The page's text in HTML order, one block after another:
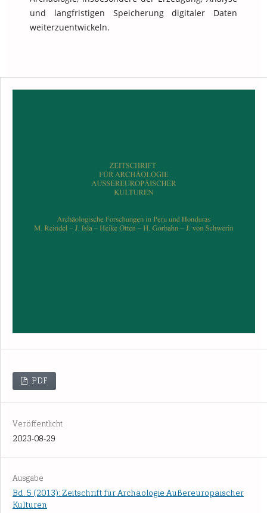
und langfristigen Speicherung digitaler Daten
weiterzuentwickeln.
PDF
Veröffentlicht
2023-08-29
Ausgabe
Bd. 5 (2013): Zeitschrift für Archäologie Außereuropäischer
Kulturen